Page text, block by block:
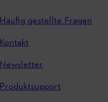
Häufig gestellte Fragen
Kontakt
Newsletter
Produktsupport